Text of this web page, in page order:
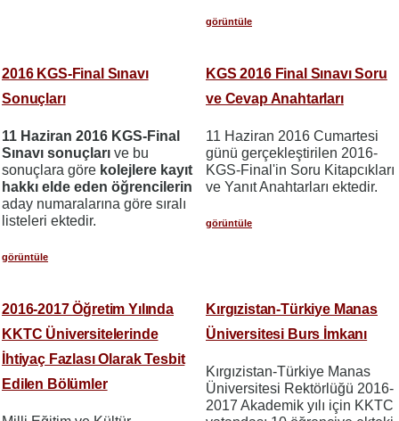
görüntüle
2016 KGS-Final Sınavı
Sonuçları
11 Haziran 2016 KGS-Final
Sınavı sonuçları ve bu
sonuçlara göre kolejlere kayıt
hakkı elde eden öğrencilerin
aday numaralarına göre sıralı
listeleri ektedir.
görüntüle
KGS 2016 Final Sınavı Soru
ve Cevap Anahtarları
11 Haziran 2016 Cumartesi
günü gerçekleştirilen 2016-
KGS-Final'in Soru Kitapcıkları
ve Yanıt Anahtarları ektedir.
görüntüle
2016-2017 Öğretim Yılında
KKTC Üniversitelerinde
İhtiyaç Fazlası Olarak Tesbit
Edilen Bölümler
Kırgızistan-Türkiye Manas
Üniversitesi Burs İmkanı
Kırgızistan-Türkiye Manas
Üniversitesi Rektörlüğü 2016-
2017 Akademik yılı için KKTC